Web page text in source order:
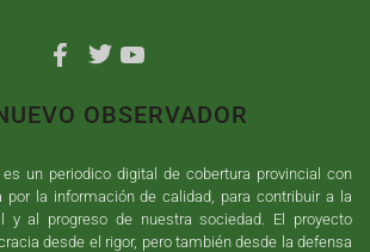
OBSERVADOR
es un periodico digital de cobertura provincial con
por la información de calidad, para contribuir a la
y al progreso de nuestra sociedad. El proyecto
desde el rigor, pero también desde la defensa